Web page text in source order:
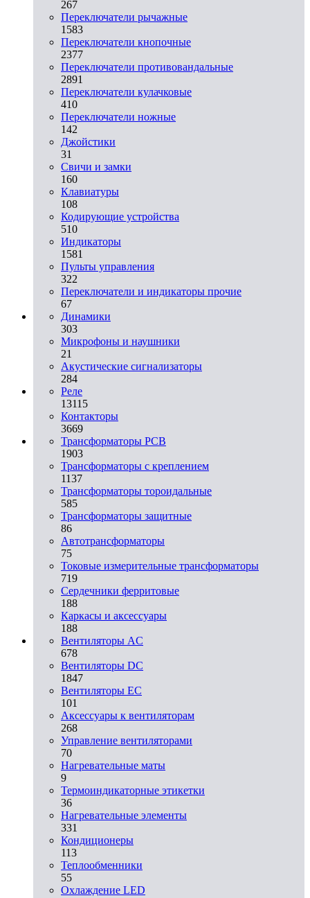
267
Переключатели рычажные
1583
Переключатели кнопочные
2377
Переключатели противовандальные
2891
Переключатели кулачковые
410
Переключатели ножные
142
Джойстики
31
Свичи и замки
160
Клавиатуры
108
Кодирующие устройства
510
Индикаторы
1581
Пульты управления
322
Переключатели и индикаторы прочие
67
Динамики
303
Микрофоны и наушники
21
Акустические сигнализаторы
284
Реле
13115
Контакторы
3669
Трансформаторы PCB
1903
Трансформаторы с креплением
1137
Трансформаторы тороидальные
585
Трансформаторы защитные
86
Автотрансформаторы
75
Токовые измерительные трансформаторы
719
Сердечники ферритовые
188
Каркасы и аксессуары
188
Вентиляторы AC
678
Вентиляторы DC
1847
Вентиляторы EC
101
Аксессуары к вентиляторам
268
Управление вентиляторами
70
Нагревательные маты
9
Термоиндикаторные этикетки
36
Нагревательные элементы
331
Кондиционеры
113
Теплообменники
55
Охлаждение LED